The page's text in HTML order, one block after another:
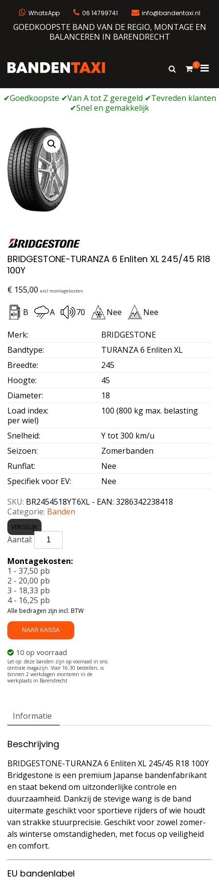
WhatsApp 06 14799741 info@bandentaxi.nl
GOEDKOOPSTE BAND VAN DE REGIO, MONTAGE EN
BALANCEREN IN BARENDRECHT
Bandengarage met eigen webshop
Toon
0
voor
BRIDGESTONE-TURANZA 6 Enliten XL 245/45 R18
100Y
€ 155,00 excl montagekosten
B A 70 Nee Nee
Merk:
BRIDGESTONE
Bandtype:
TURANZA 6 Enliten XL
Breedte:
245
Hoogte:
45
Diameter:
18
Load index:
100 (800 kg max. belasting
per wiel)
Snelheid:
Y tot 300 km/u
Seizoen:
Zomerbanden
Runflat:
Nee
Specifiek voor EV:
Nee
SKU: BR2454518YT6XL - EAN: 3286342238418
Categorie: Banden
VERGELIJK
BRIDGESTONE-
TURANZA
Enliten
XL
245/45
R18
100Y
aantal
NAAR KASSA
10 op voorraad
Montagekosten:
1 - 37,50 pb
2 - 20,00 pb
3 - 18,33 pb
4 - 16,25 pb
Alle bedragen zijn incl. BTW
Informatie
Beschrijving
BRIDGESTONE-TURANZA 6 Enliten XL 245/45 R18 100Y
Bridgestone is een premium Japanse bandenfabrikant
en staat bekend om uitzonderlijke controle en
duurzaamheid. Dankzij de stevige wang is de band
uitermate geschikt voor sportieve rijders of wie houdt
van strakke stuurprecisie. Geschikt voor zowel zomer-
als winterse omstandigheden, met focus op veiligheid
en comfort.
EU bandenlabel